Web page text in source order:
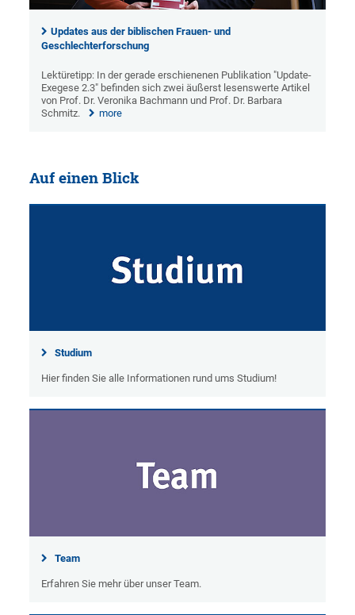
Updates aus der biblischen Frauen- und
Geschlechterforschung
Lektüretipp: In der gerade erschienenen Publikation "Update-
Exegese 2.3" befinden sich zwei äußerst lesenswerte Artikel
von Prof. Dr. Veronika Bachmann und Prof. Dr. Barbara
Schmitz.
more
Auf einen Blick
Studium
Hier finden Sie alle Informationen rund ums Studium!
Team
Erfahren Sie mehr über unser Team.